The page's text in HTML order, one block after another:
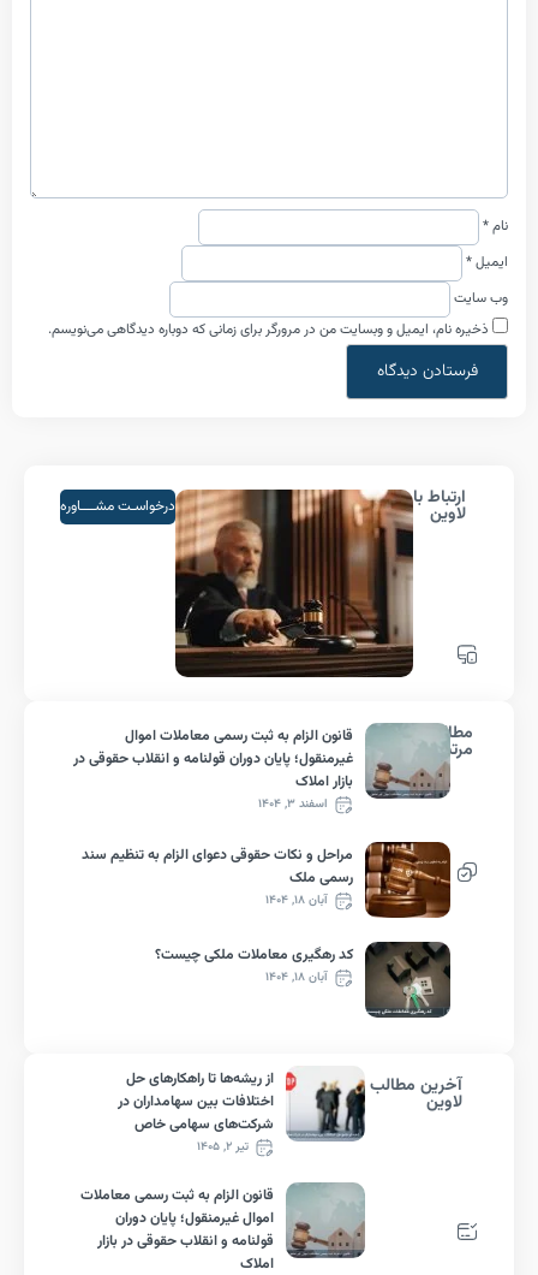
ایمیل و وبسایت من در مرورگر برای زمانی که دوباره دیدگاهی می‌نویسم.
درخواسـت مشــــاوره
قانون الزام به ثبت رسمی معاملات اموال
غیرمنقول؛ پایان دوران قولنامه و انقلاب حقوقی در
بازار املاک
اسفند ۳, ۱۴۰۴
مراحل و نکات حقوقی دعوای الزام به تنظیم سند
رسمی ملک
آبان ۱۸, ۱۴۰۴
کد رهگیری معاملات ملکی چیست؟
آبان ۱۸, ۱۴۰۴
مطالب
از ریشه‌ها تا راهکارهای حل
اختلافات بین سهامداران در
شرکت‌های سهامی خاص
تیر ۲, ۱۴۰۵
قانون الزام به ثبت رسمی معاملات
اموال غیرمنقول؛ پایان دوران
قولنامه و انقلاب حقوقی در بازار
املاک